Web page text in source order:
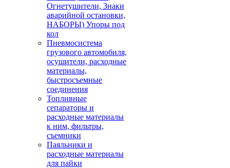
Огнетушители, Знаки
аварийной остановки,
НАБОРЫ) Упоры под
кол
Пневмосистема
грузового автомобиля,
осушители, расходные
материалы,
быстросъемные
соединения
Топливные
сепараторы и
расходные материалы
к ним, фильтры,
съемники
Паяльники и
расходные материалы
для пайки